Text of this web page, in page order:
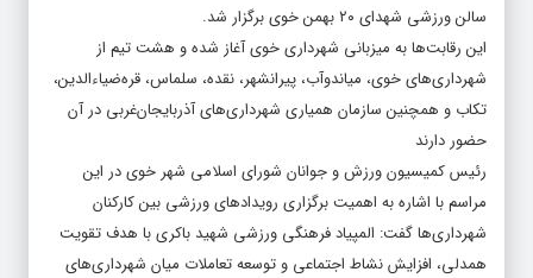
سالن ورزشی شهدای ۲۰ بهمن خوی برگزار شد.
این رقابت‌ها به میزبانی شهرداری خوی آغاز شده و هشت تیم از
شهرداری‌های خوی، میاندوآب، پیرانشهر، نقده، سلماس، قره‌ضیاءالدین،
تکاب و همچنین سازمان همیاری شهرداری‌های آذربایجان‌غربی در آن
حضور دارند
رئیس کمیسیون ورزش و جوانان شورای اسلامی شهر خوی در این
مراسم با اشاره به اهمیت برگزاری رویدادهای ورزشی بین کارکنان
شهرداری‌ها گفت: المپیاد فرهنگی ورزشی شهید باکری با هدف تقویت
همدلی، افزایش نشاط اجتماعی و توسعه تعاملات میان شهرداری‌های